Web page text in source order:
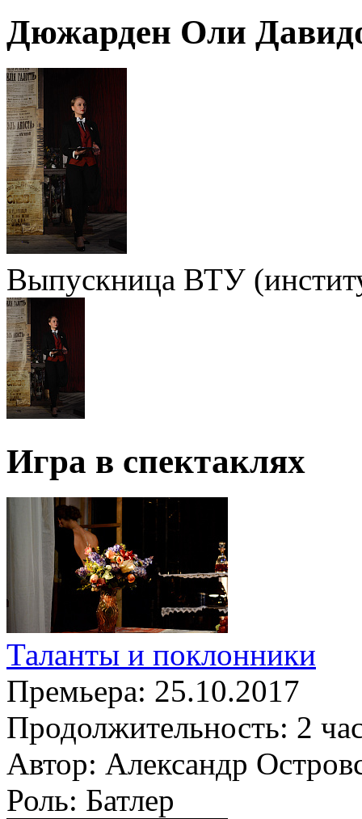
Дюжарден Оли
Выпускница ВТУ
Игра в спектаклях
Таланты и поклонники
Премьера: 25.10.2017
Продолжительность: 2
Автор: Александр
Роль: Батлер